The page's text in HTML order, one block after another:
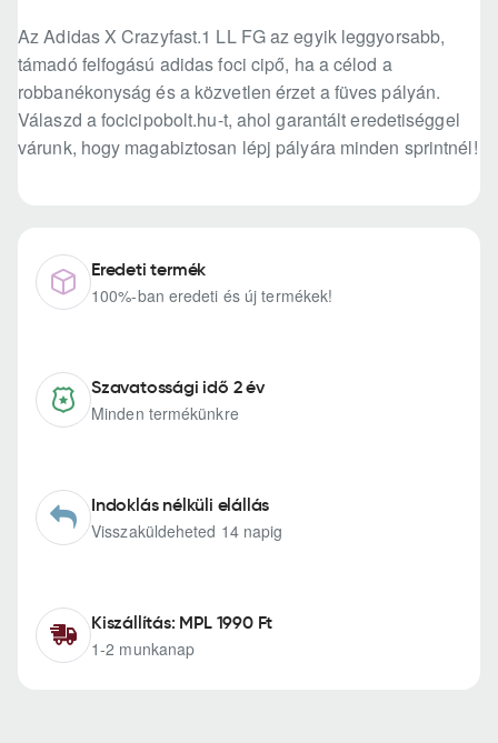
Az Adidas X Crazyfast.1 LL FG az egyik leggyorsabb,
támadó felfogású adidas foci cipő, ha a célod a
robbanékonyság és a közvetlen érzet a füves pályán.
Válaszd a focicipobolt.hu-t, ahol garantált eredetiséggel
várunk, hogy magabiztosan lépj pályára minden sprintnél!
Eredeti termék
100%-ban eredeti és új termékek!
Szavatossági idő 2 év
Minden termékünkre
Indoklás nélküli elállás
Visszaküldeheted 14 napig
Kiszállítás: MPL 1990 Ft
1-2 munkanap